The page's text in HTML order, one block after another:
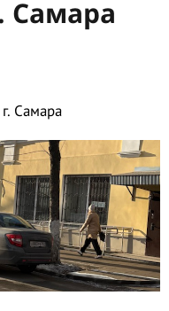
Самара
Самара